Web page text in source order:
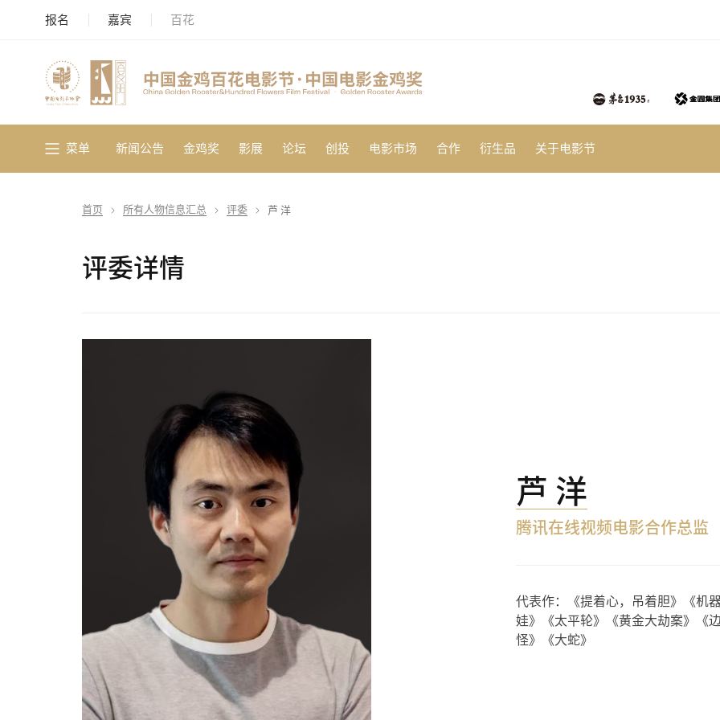
报名 嘉宾 百花
菜单 新闻公告 金鸡奖 影展 论坛 创投 电影市场 合作 衍生品 关于电影节
首页 所有人物信息汇总 评委 芦 洋
评委详情
芦 洋
腾讯在线视频电影合作总监
代表作：《提着心，吊着胆》《机
娃》《太平轮》《黄金大劫案》《
怪》《大蛇》